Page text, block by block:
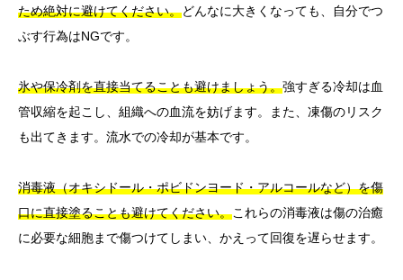
ため絶対に避けてください。どんなに大きくなっても、自分でつ
ぶす行為はNGです。
氷や保冷剤を直接当てることも避けましょう。強すぎる冷却は血
管収縮を起こし、組織への血流を妨げます。また、凍傷のリスク
も出てきます。流水での冷却が基本です。
消毒液（オキシドール・ポビドンヨード・アルコールなど）を傷
口に直接塗ることも避けてください。これらの消毒液は傷の治癒
に必要な細胞まで傷つけてしまい、かえって回復を遅らせます。